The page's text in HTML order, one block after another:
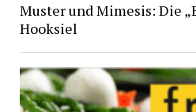
Muster und Mimesis: Die
Hooksiel